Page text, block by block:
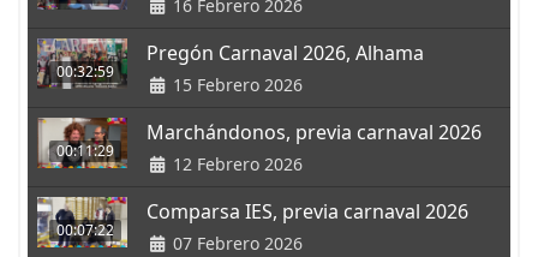
16 Febrero 2026
00:32:59
Pregón Carnaval 2026, Alhama
15 Febrero 2026
00:11:29
Marchándonos, previa carnaval 2026
12 Febrero 2026
00:07:22
Comparsa IES, previa carnaval 2026
07 Febrero 2026